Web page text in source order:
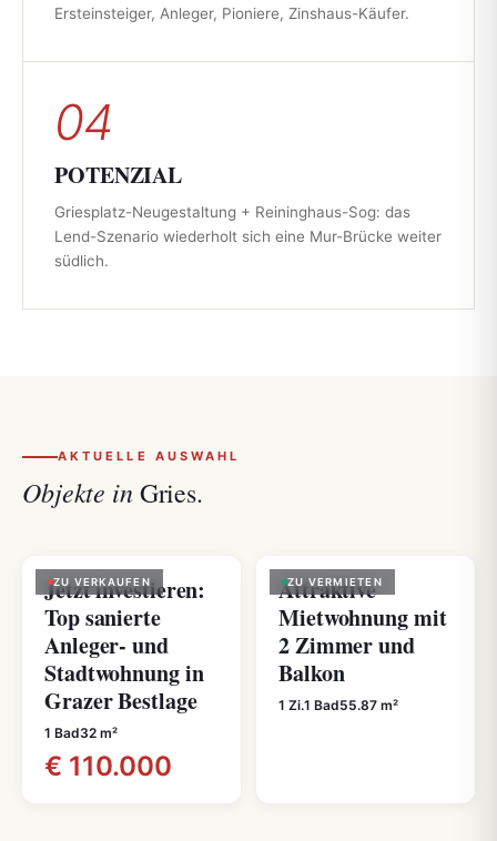
Ersteinsteiger, Anleger, Pioniere, Zinshaus-Käufer.
04
POTENZIAL
Griesplatz-Neugestaltung + Reininghaus-Sog: das
Lend-Szenario wiederholt sich eine Mur-Brücke weiter
südlich.
AKTUELLE AUSWAHL
Objekte inGries.
ZU VERKAUFEN
Jetzt investieren:
Top sanierte
Anleger- und
Stadtwohnung in
Grazer Bestlage
1 Bad32 m²
€ 110.000
ZU VERMIETEN
Attraktive
Mietwohnung mit
2 Zimmer und
Balkon
1 Zi.1 Bad55.87 m²